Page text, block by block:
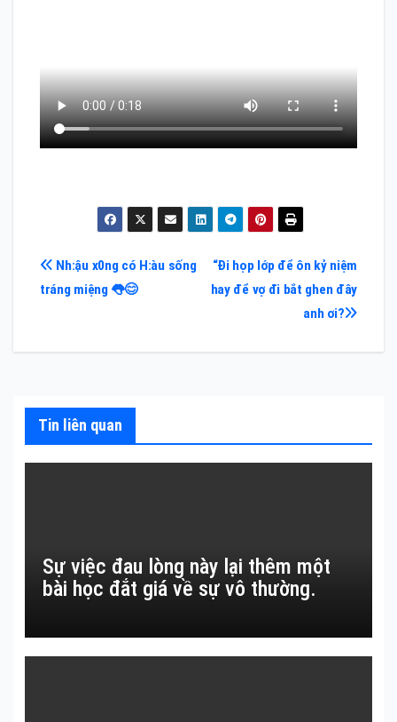
Điều
hướng
bài
“Đi họp lớp để ôn kỷ niệm
hay để vợ đi bắt ghen đây
anh ơi?
Nh:ậu x0ng có H:àu sống
tráng miệng 👅😊
Tin liên quan
Sự việc đau lòng này lại thêm một
bài học đắt giá về sự vô thường.